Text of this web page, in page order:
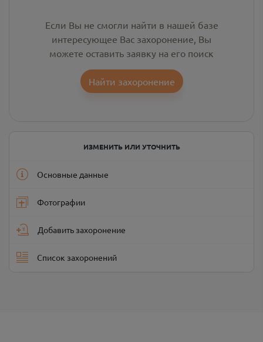
Если Вы не смогли найти в нашей базе
интересующее Вас захоронение, Вы
можете оставить заявку на его поиск
Найти захоронение
ИЗМЕНИТЬ ИЛИ УТОЧНИТЬ
Основные данные
Фотографии
Добавить захоронение
Список захоронений